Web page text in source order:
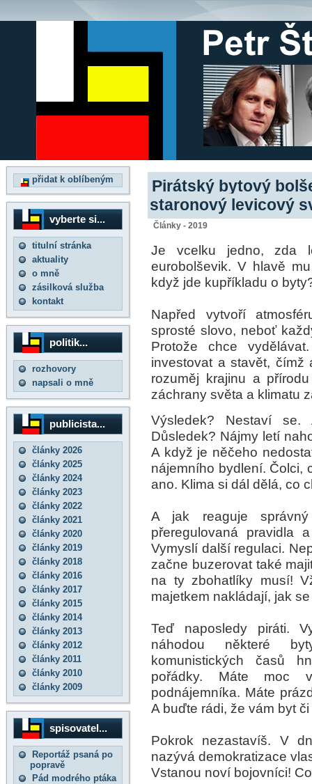
přidat k oblíbeným
vyberte si...
titulní stránka
aktuality
o mně
zásilková služba
kontakt
politik...
rozhovory
napsali o mně
publicista...
články 2026
články 2025
články 2024
články 2023
články 2022
články 2021
články 2020
články 2019
články 2018
články 2016
články 2017
články 2015
články 2014
články 2013
články 2012
články 2011
články 2010
články 2009
spisovatel...
Reportáž psaná po
popravě
Pád modrého ptáka
Pirátský bytový
staronový levicový
Články - 2019
Je vcelku jedno, zda
eurobolševik. V hlavě
když jde kupříkladu o
Napřed vytvoří
sprosté slovo, neboť
Protože chce
investovat a stavět, čímž
rozuměj krajinu a
záchrany světa a klimatu
Výsledek? Nestaví
Důsledek? Nájmy letí
A když je něčeho
nájemního bydlení. Čolci,
ano. Klima si dál dělá, co
A jak reaguje
přeregulovaná pravidla
Vymyslí další regulaci.
začne buzerovat také
na ty zbohatlíky musí!
majetkem nakládají, jak
Teď naposledy piráti.
náhodou některé
komunistických časů
pořádky. Máte moc
podnájemníka. Máte
A buďte rádi, že vám byt
Pokrok nezastavíš. V
nazývá demokratizace
Vstanou noví bojovníci!